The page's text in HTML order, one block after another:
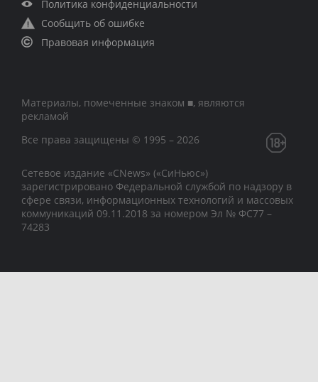
Политика конфиденциальности
Сообщить об ошибке
Правовая информация
Материалы, помеченные знаком ■, являются
рекламой
Все права защищены © 1995 – 2026
Сетевое издание «CNews» («СиНьюс»)
зарегистрировано Федеральной службой по надзору в
сфере связи, информационных технологий и массовых
коммуникаций 09.11.2018 за номером Эл № ФС77 –
74283